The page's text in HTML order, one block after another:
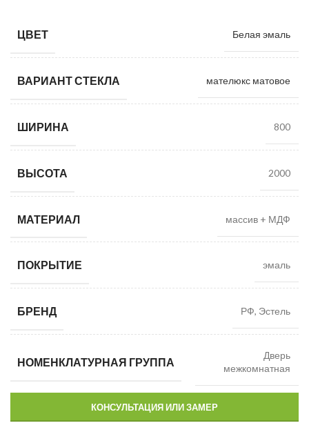
ЦВЕТ Белая эмаль
ВАРИАНТ СТЕКЛА мателюкс матовое
ШИРИНА 800
ВЫСОТА 2000
МАТЕРИАЛ массив + МДФ
ПОКРЫТИЕ эмаль
БРЕНД РФ, Эстель
НОМЕНКЛАТУРНАЯ ГРУППА
Дверь
межкомнатная
КОНСУЛЬТАЦИЯ ИЛИ ЗАМЕР